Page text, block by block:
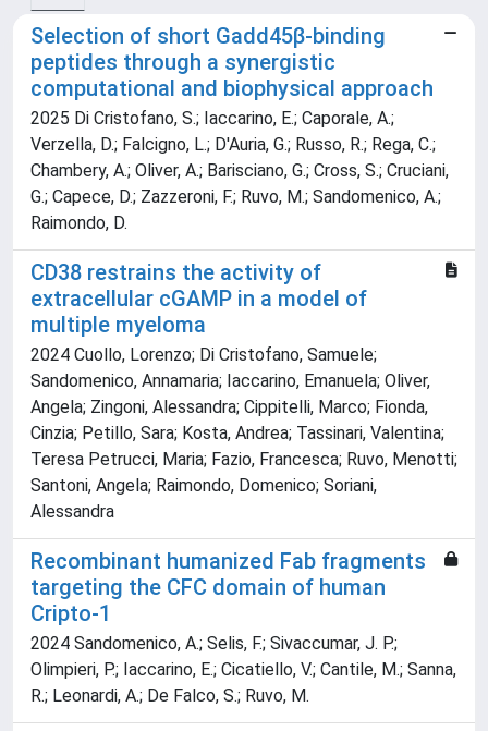
Selection of short Gadd45β-binding
peptides through a synergistic
computational and biophysical approach
2025 Di Cristofano, S.; Iaccarino, E.; Caporale, A.;
Verzella, D.; Falcigno, L.; D'Auria, G.; Russo, R.; Rega, C.;
Chambery, A.; Oliver, A.; Barisciano, G.; Cross, S.; Cruciani,
G.; Capece, D.; Zazzeroni, F.; Ruvo, M.; Sandomenico, A.;
Raimondo, D.
CD38 restrains the activity of
extracellular cGAMP in a model of
multiple myeloma
2024 Cuollo, Lorenzo; Di Cristofano, Samuele;
Sandomenico, Annamaria; Iaccarino, Emanuela; Oliver,
Angela; Zingoni, Alessandra; Cippitelli, Marco; Fionda,
Cinzia; Petillo, Sara; Kosta, Andrea; Tassinari, Valentina;
Teresa Petrucci, Maria; Fazio, Francesca; Ruvo, Menotti;
Santoni, Angela; Raimondo, Domenico; Soriani,
Alessandra
Recombinant humanized Fab fragments
targeting the CFC domain of human
Cripto-1
2024 Sandomenico, A.; Selis, F.; Sivaccumar, J. P.;
Olimpieri, P.; Iaccarino, E.; Cicatiello, V.; Cantile, M.; Sanna,
R.; Leonardi, A.; De Falco, S.; Ruvo, M.